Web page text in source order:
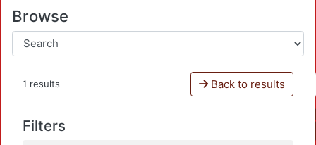
Browse
1 results Back to results
Filters